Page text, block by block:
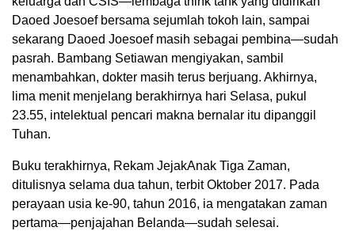
Daoed Joesoef bersama sejumlah tokoh lain, sampai
sekarang Daoed Joesoef masih sebagai pembina—sudah
pasrah. Bambang Setiawan mengiyakan, sambil
menambahkan, dokter masih terus berjuang. Akhirnya,
lima menit menjelang berakhirnya hari Selasa, pukul
23.55, intelektual pencari makna bernalar itu dipanggil
Tuhan.
Buku terakhirnya, Rekam JejakAnak Tiga Zaman,
ditulisnya selama dua tahun, terbit Oktober 2017. Pada
perayaan usia ke-90, tahun 2016, ia mengatakan zaman
pertama—penjajahan Belanda—sudah selesai.